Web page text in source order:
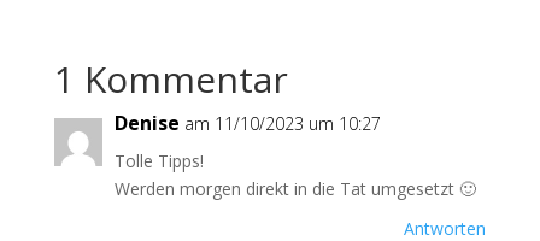
1 Kommentar
Denise am 11/10/2023 um 10:27
Tolle Tipps!
Werden morgen direkt in die Tat umgesetzt 🙂
Antworten